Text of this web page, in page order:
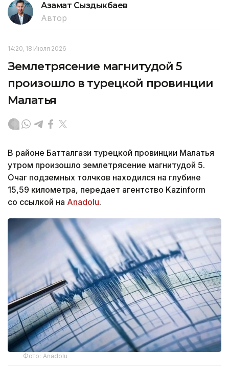
Азамат Сыздыкбаев
Автор
14:20, 18 Июля 2026
Землетрясение магнитудой 5
произошло в турецкой провинции
Малатья
В районе Батталгази турецкой провинции Малатья
утром произошло землетрясение магнитудой 5.
Очаг подземных толчков находился на глубине
15,59 километра, передает агентство Kazinform
со ссылкой на Anadolu.
Фото: Anadolu